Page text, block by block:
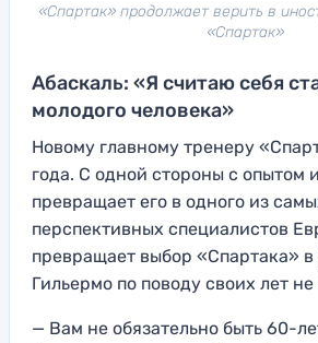
«Спартак» продолжает верить в
«Спартак»
Абаскаль: «Я считаю себя
молодого человека»
Новому главному тренеру
года. С одной стороны с опытом
превращает его в одного из
перспективных специалистов
превращает выбор «Спартака»
Гильермо по поводу своих лет
— Вам не обязательно быть 60-